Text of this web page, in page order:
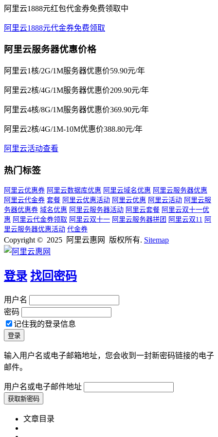
阿里云1888元红包代金券免费领取中
阿里云1888元代金券免费领取
阿里云服务器优惠价格
阿里云1核/2G/1M服务器优惠价59.90元/年
阿里云2核/4G/1M服务器优惠价209.90元/年
阿里云4核/8G/1M服务器优惠价369.90元/年
阿里云2核/4G/1M-10M优惠价388.80元/年
阿里云活动查看
热门标签
阿里云优惠券 阿里云数据库优惠 阿里云域名优惠 阿里云服务器优惠
阿里云代金券 套餐 阿里云优惠活动 阿里云优惠 阿里云活动 阿里云服
务器优惠券 域名优惠 阿里云服务器活动 阿里云套餐 阿里云双十一优
惠 阿里云代金券领取 阿里云双十一 阿里云服务器拼团 阿里云双11 阿
里云服务器优惠活动 代金券
Copyright © 2025 阿里云惠网 版权所有. Sitemap
登录 找回密码
用户名
密码
记住我的登录信息
输入用户名或电子邮箱地址，您会收到一封新密码链接的电子
邮件。
用户名或电子邮件地址
文章目录